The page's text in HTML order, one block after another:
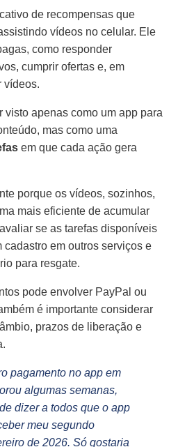
de recompensas que
vídeos no celular. Ele
como responder
cumprir ofertas e, em
vídeos.
visto apenas como um app para
mas como uma
em que cada ação gera
porque os vídeos, sozinhos,
mais eficiente de acumular
se as tarefas disponíveis
em outros serviços e
para resgate.
pode envolver PayPal ou
é importante considerar
prazos de liberação e
pagamento no app em
algumas semanas,
dizer a todos que o app
meu segundo
de 2026. Só gostaria